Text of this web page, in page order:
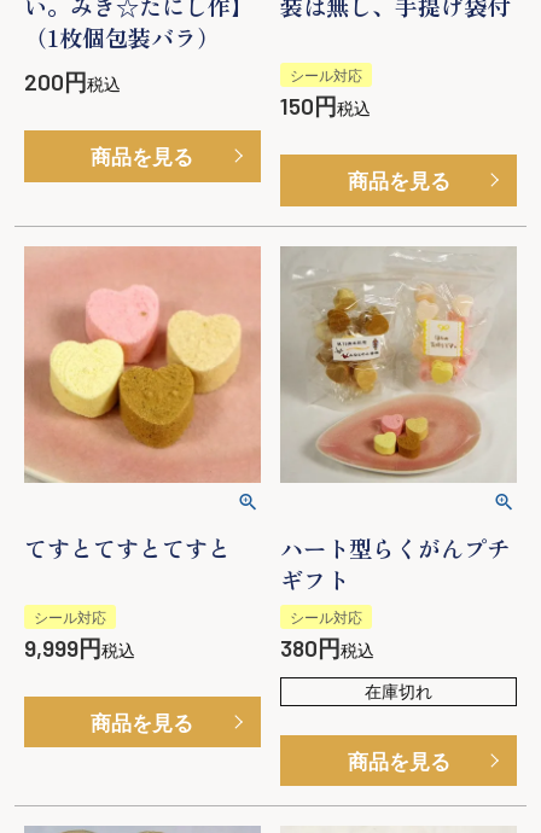
（1枚個包装バラ）
200 税込
商品を見る
シール対応
150 税込
商品を見る
てすとてすとてすと
シール対応
9,999 税込
商品を見る
ハート型らくがんプチ
ギフト
シール対応
380
税込
在庫切れ
商品を見る